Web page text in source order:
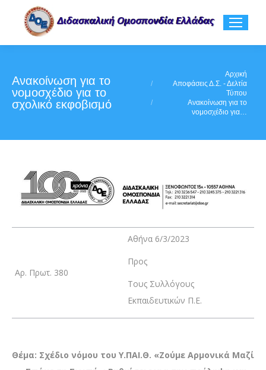
Ανακοίνωση για το
νομοσχέδιο για το
σχολικό εκφοβισμό
Αρχική
Αποφάσεις Δ.Σ. - Δελτία
Τύπου
Ανακοίνωση για το
νομοσχέδιο για…
Αρ. Πρωτ. 380
Αθήνα 6/3/2023
Προς
Τους Συλλόγους
Εκπαιδευτικών Π.Ε.
Θέμα: Σχέδιο νόμου του Υ.ΠΑΙ.Θ. «Ζούμε Αρμονικά Μαζί